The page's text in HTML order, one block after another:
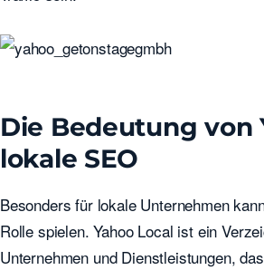
Die Bedeutung von
lokale SEO
Besonders für lokale Unternehmen
Rolle spielen. Yahoo Local ist ein
Unternehmen und Dienstleistungen,